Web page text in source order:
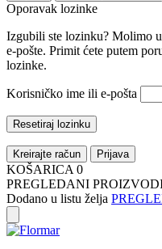
Oporavak lozinke
Izgubili ste lozinku? Molimo
e-pošte. Primit ćete putem
lozinke.
Korisničko ime ili e-pošta
Resetiraj lozinku
Kreirajte račun Prijava
KOŠARICA 0
PREGLEDANI
Dodano u listu želja